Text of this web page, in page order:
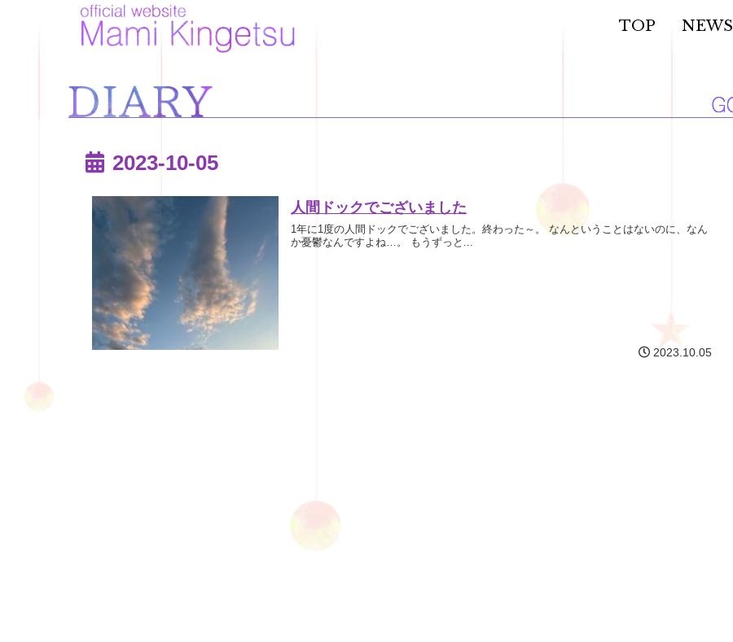
TOP NEWS
2023-10-05
人間ドックでございました
1年に1度の人間ドックでございました。終わった～。 なんということはないのに、なん
か憂鬱なんですよね…。 もうずっと...
2023.10.05